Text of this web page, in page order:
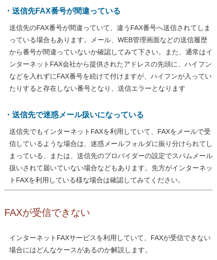
・送信先FAX番号が間違っている
送信先のFAX番号が間違っていて、違うFAX番号へ送信されてしま
っている場合もあります。メール、WEB管理画面などの送信履歴
から番号が間違っていないか確認してみて下さい。また、通常はイ
ンターネットFAX会社から提供されたアドレスの先頭に、ハイフン
などを入れずにFAX番号を続けて付けますが、ハイフンが入ってい
たりすると存在しない番号となり、送信エラーとなります
・送信先で迷惑メール扱いになっている
送信先でもインターネットFAXを利用していて、FAXをメールで受
信しているような場合は、迷惑メールフォルダに振り分けられてし
まっている、または、送信先のプロバイダーの設定でスパムメール
扱いされて届いていない場合などもあります。先方がインターネッ
トFAXを利用している様な場合は確認してみてください。
FAXが受信できない
インターネットFAXサービスを利用していて、FAXが受信できない
場合にはどんなケースがあるのか解説します。